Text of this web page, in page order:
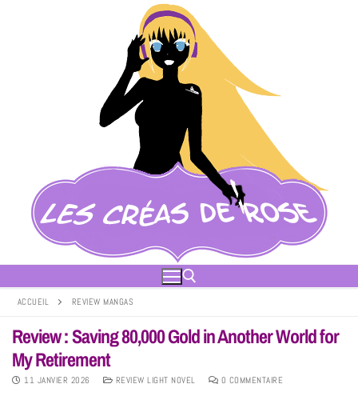
ACCUEIL REVIEW MANGAS
Review : Saving 80,000 Gold in Another World for
My Retirement
11 JANVIER 2026 REVIEW LIGHT NOVEL 0 COMMENTAIRE